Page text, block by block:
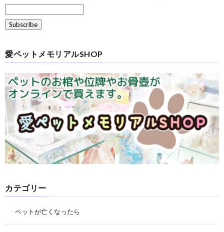
愛ペットメモリアルSHOP
カテゴリー
ペットが亡くなったら